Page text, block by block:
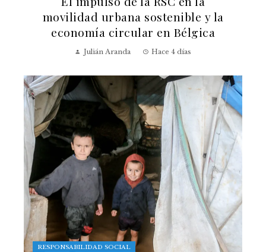
movilidad urbana sostenible y la
economía circular en Bélgica
Julián Aranda Hace 4 días
RESPONSABILIDAD SOCIAL